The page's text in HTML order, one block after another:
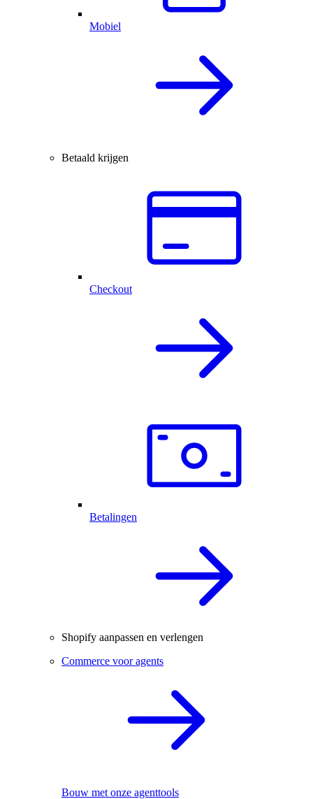
Mobiel
Betaald krijgen
Checkout
Betalingen
Shopify aanpassen en verlengen
Commerce voor agents
Bouw met onze agenttools